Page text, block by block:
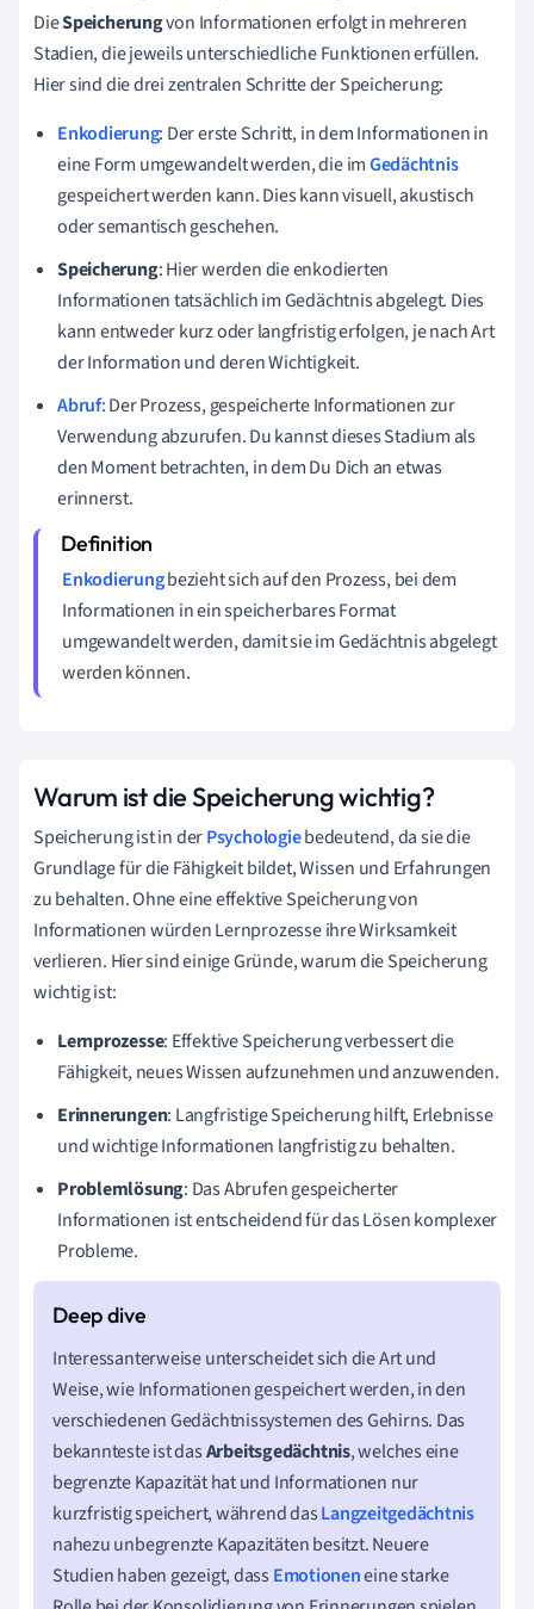
DieSpeicherungvon Informationen erfolgt in mehreren
Stadien, die jeweils unterschiedliche Funktionen erfüllen.
Hier sind die drei zentralen Schritte der Speicherung:
Enkodierung: Der erste Schritt, in dem Informationen in
eine Form umgewandelt werden, die imGedächtnis
gespeichert werden kann. Dies kann visuell, akustisch
oder semantisch geschehen.
Speicherung: Hier werden die enkodierten
Informationen tatsächlich im Gedächtnis abgelegt. Dies
kann entweder kurz oder langfristig erfolgen, je nach Art
der Information und deren Wichtigkeit.
Abruf: Der Prozess, gespeicherte Informationen zur
Verwendung abzurufen. Du kannst dieses Stadium als
den Moment betrachten, in dem Du Dich an etwas
erinnerst.
Enkodierungbezieht sich auf den Prozess, bei dem
Informationen in ein speicherbares Format
umgewandelt werden, damit sie im Gedächtnis abgelegt
werden können.
Warum ist die Speicherung wichtig?
Speicherung ist in derPsychologiebedeutend, da sie die
Grundlage für die Fähigkeit bildet, Wissen und Erfahrungen
zu behalten. Ohne eine effektive Speicherung von
Informationen würden Lernprozesse ihre Wirksamkeit
verlieren. Hier sind einige Gründe, warum die Speicherung
wichtig ist:
Lernprozesse: Effektive Speicherung verbessert die
Fähigkeit, neues Wissen aufzunehmen und anzuwenden.
Erinnerungen: Langfristige Speicherung hilft, Erlebnisse
und wichtige Informationen langfristig zu behalten.
Problemlösung: Das Abrufen gespeicherter
Informationen ist entscheidend für das Lösen komplexer
Probleme.
Interessanterweise unterscheidet sich die Art und
Weise, wie Informationen gespeichert werden, in den
verschiedenen Gedächtnissystemen des Gehirns. Das
bekannteste ist dasArbeitsgedächtnis, welches eine
begrenzte Kapazität hat und Informationen nur
kurzfristig speichert, während dasLangzeitgedächtnis
nahezu unbegrenzte Kapazitäten besitzt. Neuere
Studien haben gezeigt, dass Emotioneneine starke